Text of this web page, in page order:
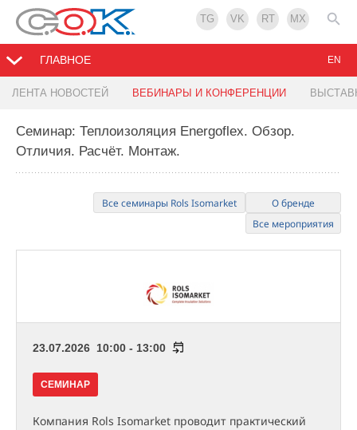
TG VK RT MX
ГЛАВНОЕ
ЛЕНТА НОВОСТЕЙ ВЕБИНАРЫ И КОНФЕРЕНЦИИ
EN
Семинар: Теплоизоляция Energoflex. Обзор.
Отличия. Расчёт. Монтаж.
Все семинары Rols Isomarket
О бренде
Все мероприятия
23.07.2026 10:00 - 13:00
СЕМИНАР
Компания Rols Isomarket проводит практический